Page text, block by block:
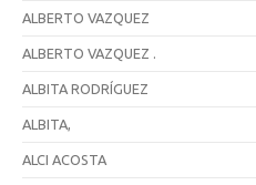
ALBERTO VAZQUEZ
ALBERTO VAZQUEZ .
ALBITA RODRÍGUEZ
ALBITA,
ALCI ACOSTA